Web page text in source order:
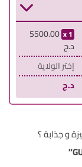
1
5500.00
د.ج
إختر الولاية
د.ج
و جذابة ؟